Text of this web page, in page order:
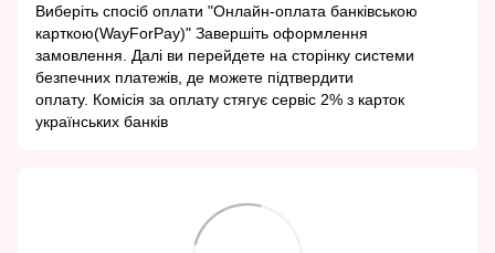
Виберіть спосіб оплати "Онлайн-оплата банківською
карткою(WayForPay)" Завершіть оформлення
замовлення. Далі ви перейдете на сторінку системи
безпечних платежів, де можете підтвердити
оплату. Комісія за оплату стягує сервіс 2% з карток
українських банків